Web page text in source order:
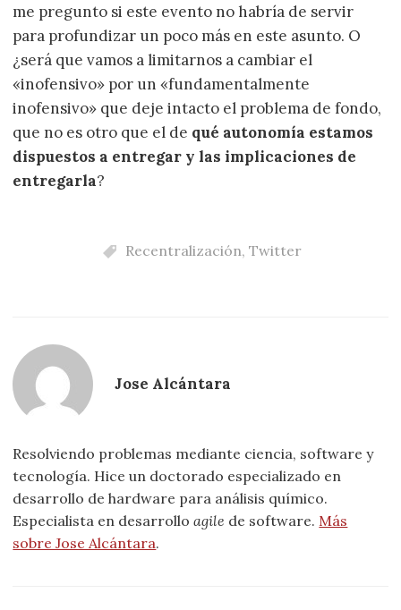
me pregunto si este evento no habría de servir
para profundizar un poco más en este asunto. O
¿será que vamos a limitarnos a cambiar el
«inofensivo» por un «fundamentalmente
inofensivo» que deje intacto el problema de fondo,
que no es otro que el de qué autonomía estamos
dispuestos a entregar y las implicaciones de
entregarla?
Recentralización, Twitter
Jose Alcántara
Resolviendo problemas mediante ciencia, software y
tecnología. Hice un doctorado especializado en
desarrollo de hardware para análisis químico.
Especialista en desarrolloagile de software. Más
sobre Jose Alcántara.